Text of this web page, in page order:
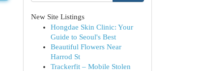
New Site Listings
Hongdae Skin Clinic: Your
Guide to Seoul's Best
Beautiful Flowers Near
Harrod St
Trackerfit – Mobile Stolen